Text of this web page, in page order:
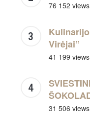
76 152 views
Virėjai”
41 199 views
31 506 views